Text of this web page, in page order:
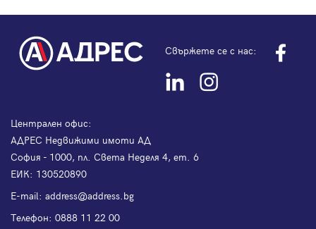
Свържете се с нас:
Централен офис:
АДРЕС Недвижими имоти АД
София - 1000, пл. Света Неделя 4, ет. 6
ЕИК: 130520890
Е-mail: address@address.bg
Телефон: 0888 11 22 00